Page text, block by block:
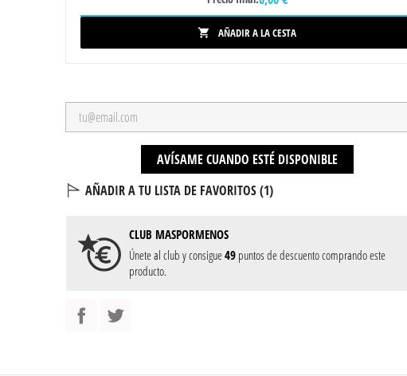
 AÑADIR A LA CESTA
AVÍSAME CUANDO ESTÉ DISPONIBLE
AÑADIR A TU LISTA DE FAVORITOS (1)
CLUB MASPORMENOS
Únete al club y consigue49puntos de descuento comprando este
producto.